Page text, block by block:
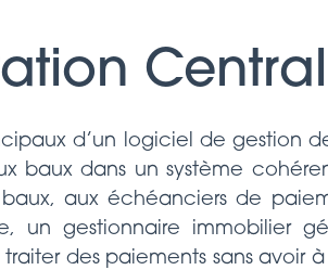
d’un logiciel de gestion
baux dans un système
aux échéanciers de
un gestionnaire immobilier
des paiements sans avoir